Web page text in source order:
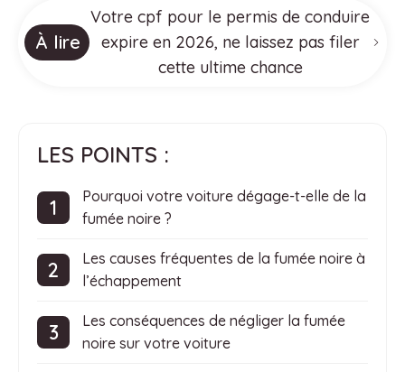
À lire
Votre cpf pour le permis de conduire
expire en 2026, ne laissez pas filer
cette ultime chance
LES POINTS :
Pourquoi votre voiture dégage-t-elle de la
fumée noire ?
Les causes fréquentes de la fumée noire à
l’échappement
Les conséquences de négliger la fumée
noire sur votre voiture